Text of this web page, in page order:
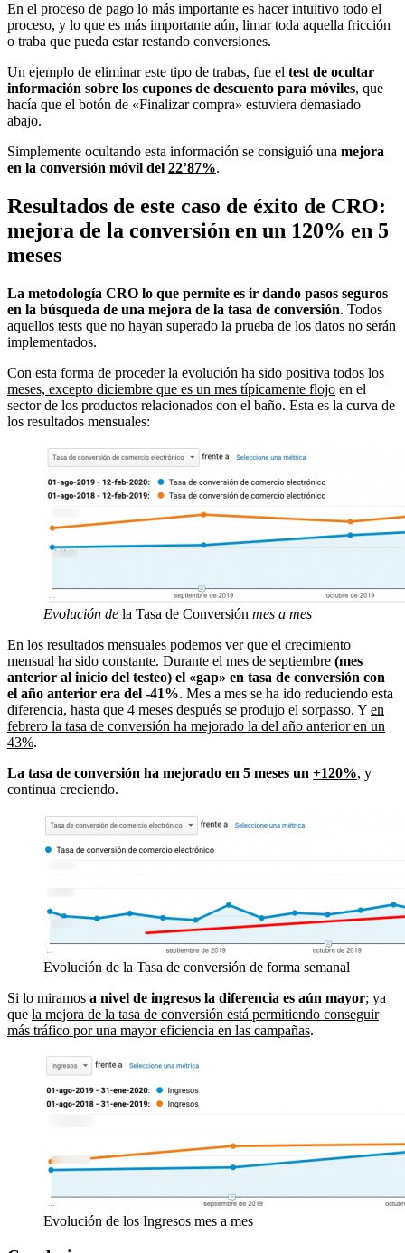
En el proceso de pago lo más importante es hacer intuitivo todo el
proceso, y lo que es más importante aún, limar toda aquella fricción
o traba que pueda estar restando conversiones.
Un ejemplo de eliminar este tipo de trabas, fue el test de ocultar
información sobre los cupones de descuento para móviles, que
hacía que el botón de «Finalizar compra» estuviera demasiado
abajo.
Simplemente ocultando esta información se consiguió una mejora
en la conversión móvil del 22’87%.
Resultados de este caso de éxito de CRO:
mejora de la conversión en un 120% en 5
meses
La metodología CRO lo que permite es ir dando pasos seguros
en la búsqueda de una mejora de la tasa de conversión. Todos
aquellos tests que no hayan superado la prueba de los datos no serán
implementados.
Con esta forma de procederla evolución ha sido positiva todos los
meses, excepto diciembre que es un mes típicamente flojo en el
sector de los productos relacionados con el baño. Esta es la curva de
los resultados mensuales:
Evolución de la Tasa de Conversión mes a mes
En los resultados mensuales podemos ver que el crecimiento
mensual ha sido constante. Durante el mes de septiembre (mes
anterior al inicio del testeo) el «gap» en tasa de conversión con
el año anterior era del -41%. Mes a mes se ha ido reduciendo esta
diferencia, hasta que 4 meses después se produjo el sorpasso. Y en
febrero la tasa de conversión ha mejorado la del año anterior en un
43%.
La tasa de conversión ha mejorado en 5 meses un +120%, y
continua creciendo.
Evolución de la Tasa de conversión de forma semanal
Si lo miramos a nivel de ingresos la diferencia es aún mayor; ya
que la mejora de la tasa de conversión está permitiendo conseguir
más tráfico por una mayor eficiencia en las campañas.
Evolución de los Ingresos mes a mes